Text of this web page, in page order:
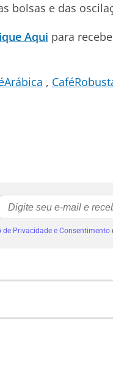
bolsas e das
Aqui para
de Privacidade e Consentimento